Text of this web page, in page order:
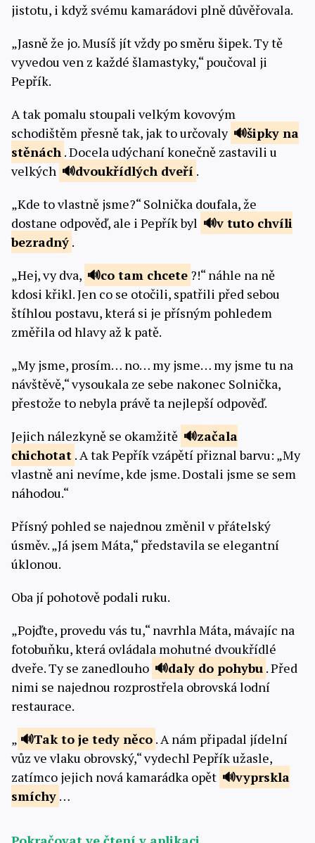
jistotu, i když svému kamarádovi plně důvěřovala.
„Jasně že jo. Musíš jít vždy po směru šipek. Ty tě
vyvedou ven z každé šlamastyky,“ poučoval ji
Pepřík.
A tak pomalu stoupali velkým kovovým
schodištěm přesně tak, jak to určovaly
šipky na
stěnách . Docela udýchaní konečně zastavili u
velkých
dvoukřídlých dveří .
„Kde to vlastně jsme?“ Solnička doufala, že
dostane odpověď, ale i Pepřík byl
v tuto chvíli
bezradný .
„Hej, vy dva,
co tam chcete ?!“ náhle na ně
kdosi křikl. Jen co se otočili, spatřili před sebou
štíhlou postavu, která si je přísným pohledem
změřila od hlavy až k patě.
„My jsme, prosím… no… my jsme… my jsme tu na
návštěvě,“ vysoukala ze sebe nakonec Solnička,
přestože to nebyla právě ta nejlepší odpověď.
Jejich nálezkyně se okamžitě
začala
chichotat . A tak Pepřík vzápětí přiznal barvu: „My
vlastně ani nevíme, kde jsme. Dostali jsme se sem
náhodou.“
Přísný pohled se najednou změnil v přátelský
úsměv. „Já jsem Máta,“ představila se elegantní
úklonou.
Oba jí pohotově podali ruku.
„Pojďte, provedu vás tu,“ navrhla Máta, mávajíc na
fotobuňku, která ovládala mohutné dvoukřídlé
dveře. Ty se zanedlouho
daly do pohybu . Před
nimi se najednou rozprostřela obrovská lodní
restaurace.
„
Tak to je tedy něco . A nám připadal jídelní
vůz ve vlaku obrovský,“ vydechl Pepřík užasle,
zatímco jejich nová kamarádka opět
vyprskla
smíchy …